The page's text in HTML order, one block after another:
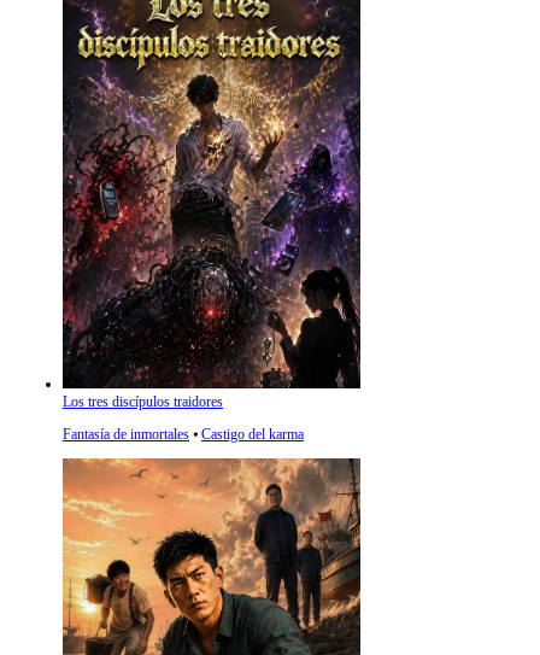
Los tres discípulos traidores
Fantasía de inmortales ⦁ Castigo del karma